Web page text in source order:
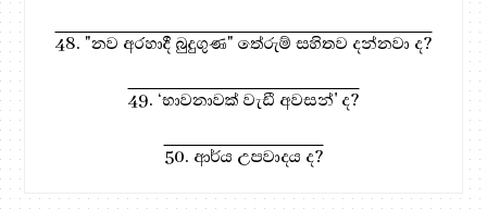
48. "නව අරහාදී බුදුගුණ" තේරුම් සහිතව දන්නවා ද?
49. ‘භාවනාවක් වැඩී අවසන්' ද?
50. ආර්ය උපවාදය ද?